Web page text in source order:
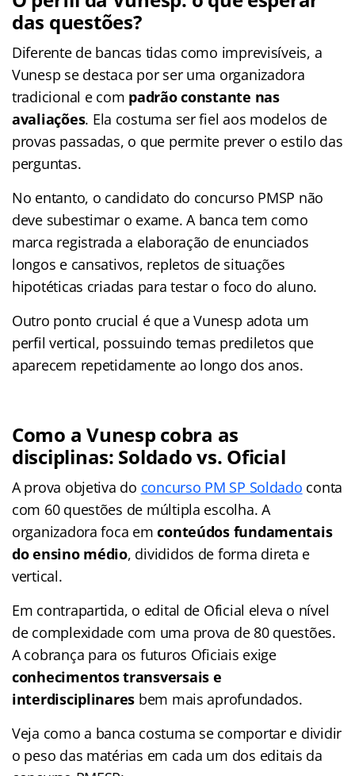
das questões?
Diferente de bancas tidas como imprevisíveis, a
Vunesp se destaca por ser uma organizadora
tradicional e com padrão constante nas
avaliações. Ela costuma ser fiel aos modelos de
provas passadas, o que permite prever o estilo das
perguntas.
No entanto, o candidato do concurso PMSP não
deve subestimar o exame. A banca tem como
marca registrada a elaboração de enunciados
longos e cansativos, repletos de situações
hipotéticas criadas para testar o foco do aluno.
Outro ponto crucial é que a Vunesp adota um
perfil vertical, possuindo temas prediletos que
aparecem repetidamente ao longo dos anos.
Como a Vunesp cobra as
disciplinas: Soldado vs. Oficial
A prova objetiva do concurso PM SP Soldado conta
com 60 questões de múltipla escolha. A
organizadora foca emconteúdos fundamentais
do ensino médio, divididos de forma direta e
vertical.
Em contrapartida, o edital de Oficial eleva o nível
de complexidade com uma prova de 80 questões.
A cobrança para os futuros Oficiais exige
conhecimentos transversais e
interdisciplinares bem mais aprofundados.
Veja como a banca costuma se comportar e dividir
o peso das matérias em cada um dos editais da